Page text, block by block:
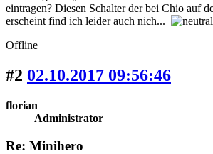
eintragen? Diesen Schalter der bei Chio auf
erscheint find ich leider auch nich...
Offline
#2 02.10.2017 09:56:46
florian
Administrator
Re: Minihero